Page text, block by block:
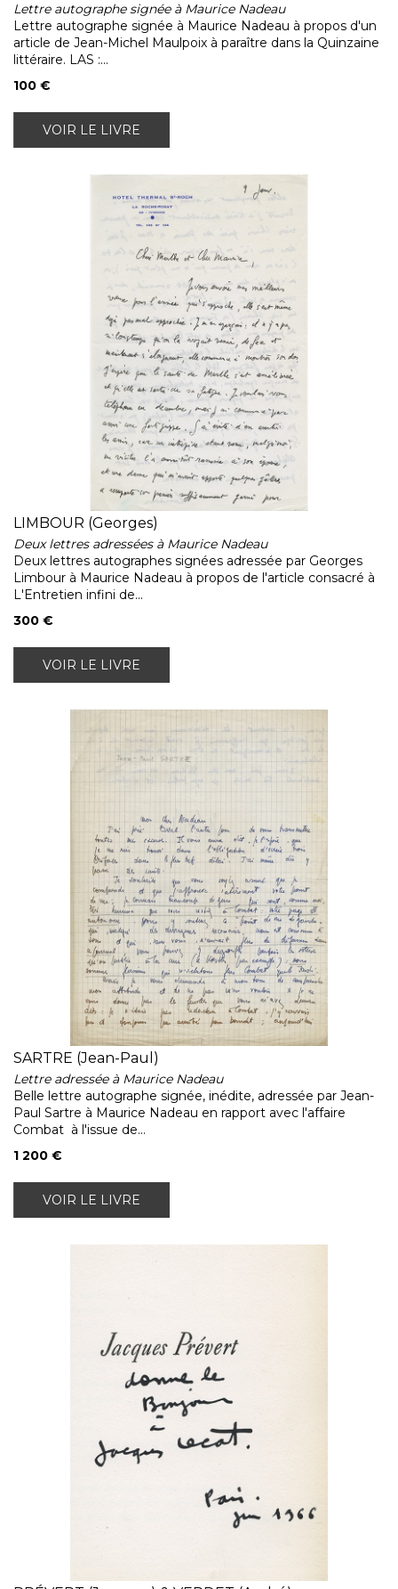
Lettre autographe signée à Maurice Nadeau
Lettre autographe signée à Maurice Nadeau à propos d'un
article de Jean-Michel Maulpoix à paraître dans la Quinzaine
littéraire. LAS :...
100 €
VOIR LE LIVRE
LIMBOUR (Georges)
Deux lettres adressées à Maurice Nadeau
Deux lettres autographes signées adressée par Georges
Limbour à Maurice Nadeau à propos de l'article consacré à
L'Entretien infini de...
300 €
VOIR LE LIVRE
SARTRE (Jean-Paul)
Lettre adressée à Maurice Nadeau
Belle lettre autographe signée, inédite, adressée par Jean-
Paul Sartre à Maurice Nadeau en rapport avec l'affaire
Combat à l'issue de...
1 200 €
VOIR LE LIVRE